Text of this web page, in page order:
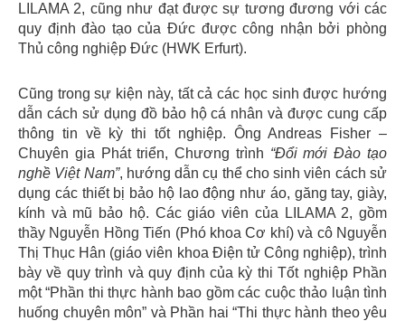
LILAMA 2, cũng như đạt được sự tương đương với các
quy định đào tạo của Đức được công nhận bởi phòng
Thủ công nghiệp Đức (HWK Erfurt).
Cũng trong sự kiện này, tất cả các học sinh được hướng
dẫn cách sử dụng đồ bảo hộ cá nhân và được cung cấp
thông tin về kỳ thi tốt nghiệp. Ông Andreas Fisher –
Chuyên gia Phát triển, Chương trình “Đổi mới Đào tạo
nghề Việt Nam”, hướng dẫn cụ thể cho sinh viên cách sử
dụng các thiết bị bảo hộ lao động như áo, găng tay, giày,
kính và mũ bảo hộ. Các giáo viên của LILAMA 2, gồm
thầy Nguyễn Hồng Tiến (Phó khoa Cơ khí) và cô Nguyễn
Thị Thục Hân (giáo viên khoa Điện tử Công nghiệp), trình
bày về quy trình và quy định của kỳ thi Tốt nghiệp Phần
một “Phần thi thực hành bao gồm các cuộc thảo luận tình
huống chuyên môn” và Phần hai “Thi thực hành theo yêu